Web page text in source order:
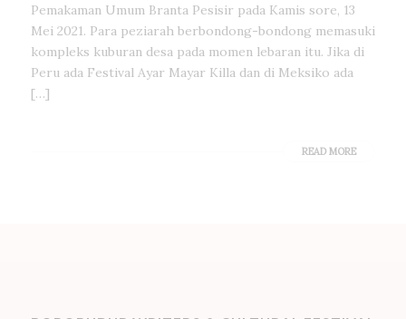
Pemakaman Umum Branta Pesisir pada Kamis sore, 13
Mei 2021. Para peziarah berbondong-bondong memasuki
kompleks kuburan desa pada momen lebaran itu. Jika di
Peru ada Festival Ayar Mayar Killa dan di Meksiko ada
[…]
READ MORE